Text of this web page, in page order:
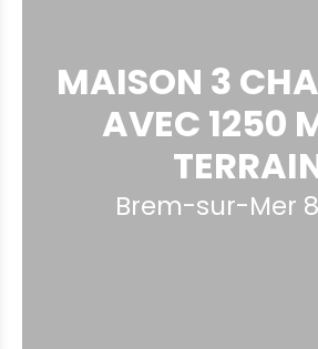
MAISON 3
AVEC 1250
Brem-sur-Mer